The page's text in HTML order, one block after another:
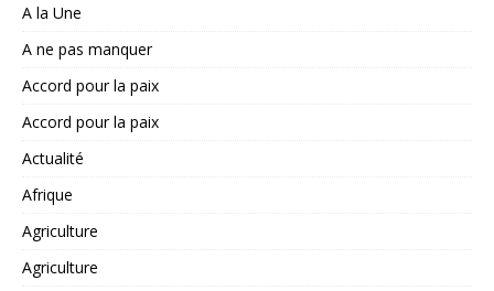
A la Une
A ne pas manquer
Accord pour la paix
Accord pour la paix
Actualité
Afrique
Agriculture
Agriculture